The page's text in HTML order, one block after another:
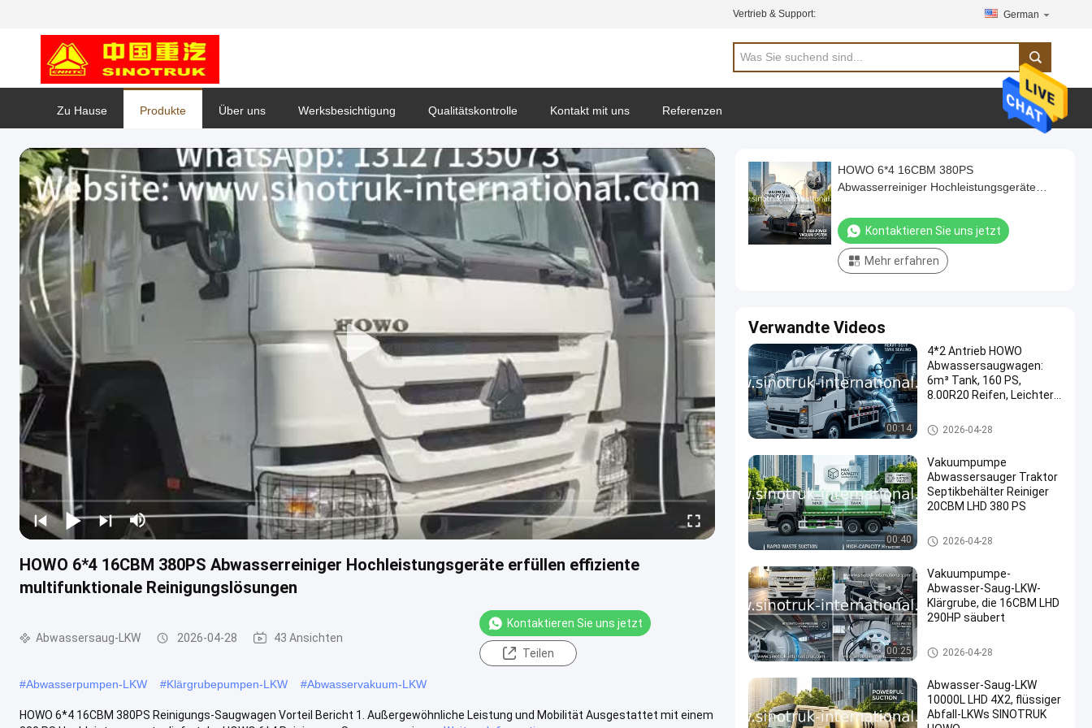
Vertrieb & Support: German
Zu Hause Produkte Über uns Werksbesichtigung Qualitätskontrolle Kontakt mit uns Referenzen
HOWO 6*4 16CBM 380PS Abwasserreiniger Hochleistungsgeräte erfüllen effiziente
multifunktionale Reinigungslösungen
Abwassersaug-LKW 2026-04-28 43 Ansichten
Kontaktieren Sie uns jetzt
Teilen
#Abwasserpumpen-LKW #Klärgrubepumpen-LKW #Abwasservakuum-LKW
HOWO 6*4 16CBM 380PS Reinigungs-Saugwagen Vorteil Bericht​ 1. Außergewöhnliche Leistung und Mobilität​ Ausgestattet mit einem
HOWO 6*4 16CBM 380PS
Abwasserreiniger Hochleistungsgeräte
Reinigungslösungen
Kontaktieren Sie uns jetzt
Mehr erfahren
Verwandte Videos
00:14
4*2 Antrieb HOWO
Abwassersaugwagen:
6m³ Tank, 160 PS,
8.00R20 Reifen, Leichter
Effizientes
Sanitärfahrzeug
Abwassersaug-LKW
2026-04-28
00:40
Vakuumpumpe
Abwassersauger Traktor
Septikbehälter Reiniger
20CBM LHD 380 PS
Abwassersaug-LKW
2026-04-28
00:25
Vakuumpumpe-
Abwasser-Saug-LKW-
Klärgrube, die 16CBM LHD
290HP säubert
Abwassersaug-LKW
2026-04-28
Abwasser-Saug-LKW
10000L LHD 4X2, flüssiger
Abfall-LKWs SINOTRUK